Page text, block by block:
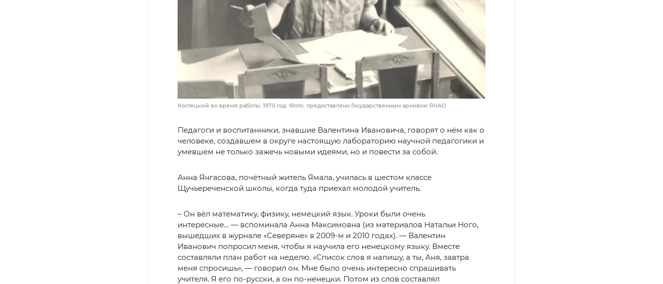
Костецкий во время работы. 1970 год. Фото: предоставлено Государственным архивом ЯНАО
Педагоги и воспитанники, знавшие Валентина Ивановича, говорят о нём как о
человеке, создавшем в округе настоящую лабораторию научной педагогики и
умевшем не только зажечь новыми идеями, но и повести за собой.
Анна Янгасова, почётный житель Ямала, училась в шестом классе
Щучьереченской школы, когда туда приехал молодой учитель.
– Он вёл математику, физику, немецкий язык. Уроки были очень
интересные… — вспоминала Анна Максимовна (из материалов Натальи Ного,
вышедших в журнале «Северяне» в 2009-м и 2010 годах). — Валентин
Иванович попросил меня, чтобы я научила его ненецкому языку. Вместе
составляли план работ на неделю. «Список слов я напишу, а ты, Аня, завтра
меня спросишь», — говорил он. Мне было очень интересно спрашивать
учителя. Я его по-русски, а он по-ненецки. Потом из слов составлял